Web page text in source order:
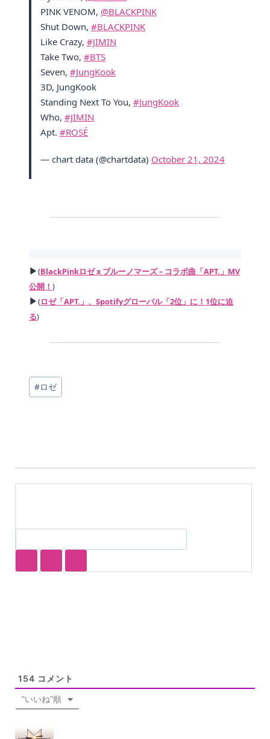
PINK VENOM, @BLACKPINK
Shut Down, #BLACKPINK
Like Crazy, #JIMIN
Take Two, #BTS
Seven, #JungKook
3D, JungKook
Standing Next To You, #JungKook
Who, #JIMIN
Apt. #ROSÉ
— chart data (@chartdata) October 21, 2024
▶(BlackPinkロゼ x ブルーノマーズ – コラボ曲「APT.」MV
公開！ )
▶(ロゼ「APT.」、Spotifyグローバル「2位」に！1位に迫
る)
投
稿
#ロゼ
154 コメント
"いいね"順